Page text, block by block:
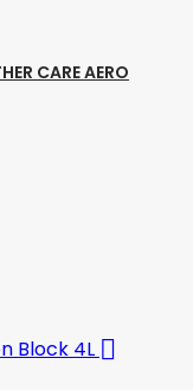
CARE AERO
